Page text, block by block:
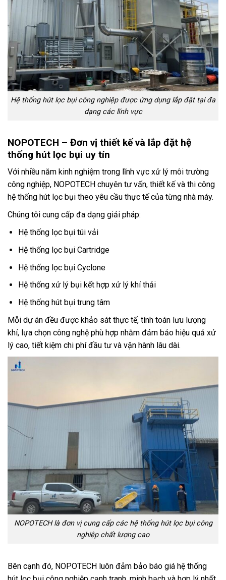
Hệ thống hút lọc bụi công nghiệp được ứng dụng lắp đặt tại đa
dạng các lĩnh vực
NOPOTECH – Đơn vị thiết kế và lắp đặt hệ
thống hút lọc bụi uy tín
Với nhiều năm kinh nghiệm trong lĩnh vực xử lý môi trường
công nghiệp, NOPOTECH chuyên tư vấn, thiết kế và thi công
hệ thống hút lọc bụi theo yêu cầu thực tế của từng nhà máy.
Chúng tôi cung cấp đa dạng giải pháp:
Hệ thống lọc bụi túi vải
Hệ thống lọc bụi Cartridge
Hệ thống lọc bụi Cyclone
Hệ thống xử lý bụi kết hợp xử lý khí thải
Hệ thống hút bụi trung tâm
Mỗi dự án đều được khảo sát thực tế, tính toán lưu lượng
khí, lựa chọn công nghệ phù hợp nhằm đảm bảo hiệu quả xử
lý cao, tiết kiệm chi phí đầu tư và vận hành lâu dài.
NOPOTECH là đơn vị cung cấp các hệ thống hút lọc bụi công
nghiệp chất lượng cao
Bên cạnh đó, NOPOTECH luôn đảm bảo báo giá hệ thống